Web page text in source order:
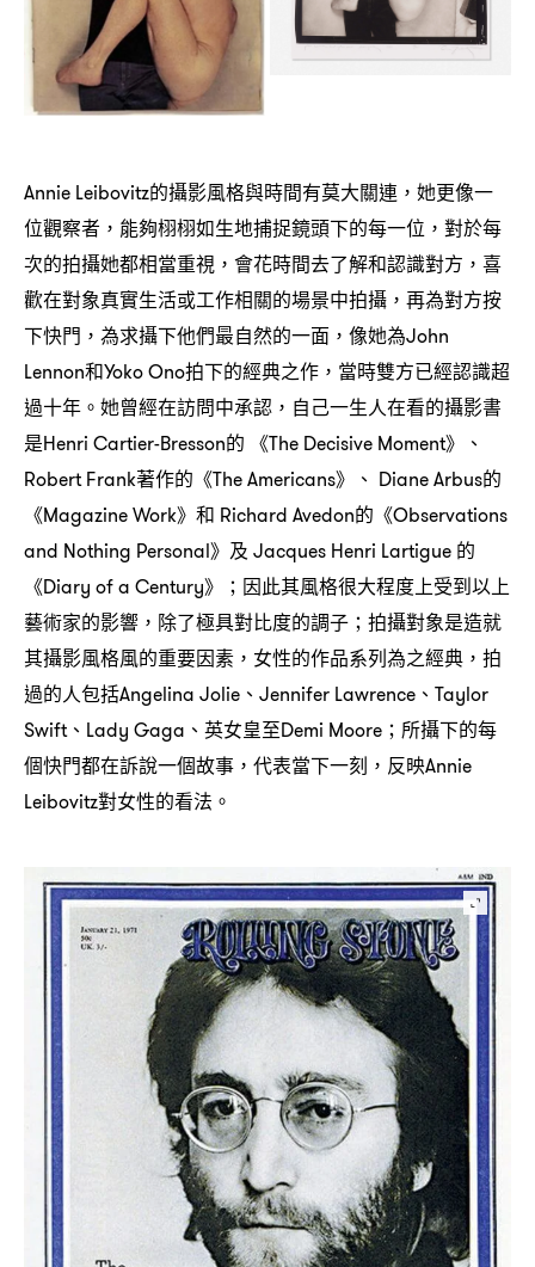
Annie Leibovitz的攝影風格與時間有莫大關連 ， 她更像一
位觀察者 ， 能夠栩栩如生地捕捉鏡頭下的每一位 ， 對於每
次的拍攝她都相當重視 ， 會花時間去了解和認識對方 ， 喜
歡在對象真實生活或工作相關的場景中拍攝 ， 再為對方按
下快門 ， 為求攝下他們最自然的一面 ， 像她為John
Lennon和Yoko Ono拍下的經典之作 ， 當時雙方已經認識超
過十年。她曾經在訪問中承認 ， 自己一生人在看的攝影書
是Henri Cartier-Bresson的 《The Decisive Moment》、
Robert Frank著作的《The Americans》、 Diane Arbus的
《Magazine Work》和 Richard Avedon的《Observations
and Nothing Personal》及 Jacques Henri Lartigue 的
《Diary of a Century》 ； 因此其風格很大程度上受到以上
藝術家的影響 ， 除了極具對比度的調子 ； 拍攝對象是造就
其攝影風格風的重要因素 ， 女性的作品系列為之經典 ， 拍
過的人包括Angelina Jolie 、 Jennifer Lawrence 、 Taylor
Swift、 Lady Gaga 、英女皇至Demi Moore； 所攝下的每
個快門都在訴說一個故事 ， 代表當下一刻 ， 反映Annie
Leibovitz對女性的看法。